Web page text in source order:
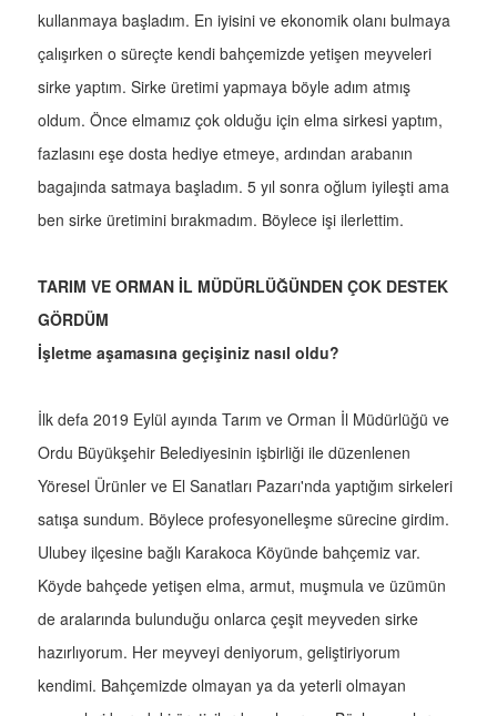
kullanmaya başladım. En iyisini ve ekonomik olanı bulmaya
çalışırken o süreçte kendi bahçemizde yetişen meyveleri
sirke yaptım. Sirke üretimi yapmaya böyle adım atmış
oldum. Önce elmamız çok olduğu için elma sirkesi yaptım,
fazlasını eşe dosta hediye etmeye, ardından arabanın
bagajında satmaya başladım. 5 yıl sonra oğlum iyileşti ama
ben sirke üretimini bırakmadım. Böylece işi ilerlettim.
TARIM VE ORMAN İL MÜDÜRLÜĞÜNDEN ÇOK DESTEK
GÖRDÜM
İşletme aşamasına geçişiniz nasıl oldu?
İlk defa 2019 Eylül ayında Tarım ve Orman İl Müdürlüğü ve
Ordu Büyükşehir Belediyesinin işbirliği ile düzenlenen
Yöresel Ürünler ve El Sanatları Pazarı'nda yaptığım sirkeleri
satışa sundum. Böylece profesyonelleşme sürecine girdim.
Ulubey ilçesine bağlı Karakoca Köyünde bahçemiz var.
Köyde bahçede yetişen elma, armut, muşmula ve üzümün
de aralarında bulunduğu onlarca çeşit meyveden sirke
hazırlıyorum. Her meyveyi deniyorum, geliştiriyorum
kendimi. Bahçemizde olmayan ya da yeterli olmayan